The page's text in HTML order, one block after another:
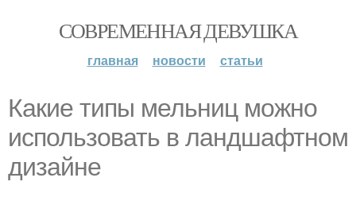
СОВРЕМЕННАЯ ДЕВУШКА
главная новости статьи
Какие типы мельниц можно
использовать в ландшафтном
дизайне